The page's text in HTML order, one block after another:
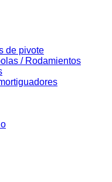
de pivote
/ Rodamientos